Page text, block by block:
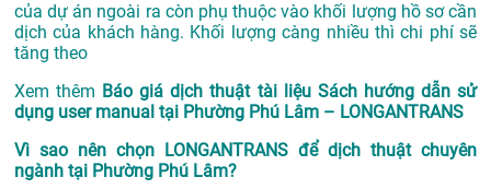
của dự án ngoài ra còn phụ thuộc vào khối lượng hồ sơ cần
dịch của khách hàng. Khối lượng càng nhiều thì chi phí sẽ
tăng theo
Xem thêm Báo giá dịch thuật tài liệu Sách hướng dẫn sử
dụng user manual tại Phường Phú Lâm – LONGANTRANS
Vì sao nên chọn LONGANTRANS để dịch thuật chuyên
ngành tại Phường Phú Lâm?